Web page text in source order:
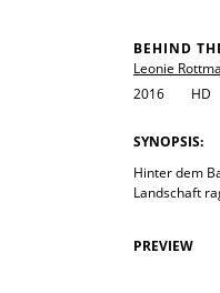
BEHIND
Leonie
2016
HD
SYNOPSIS:
Hinter dem
Landschaft
PREVIEW